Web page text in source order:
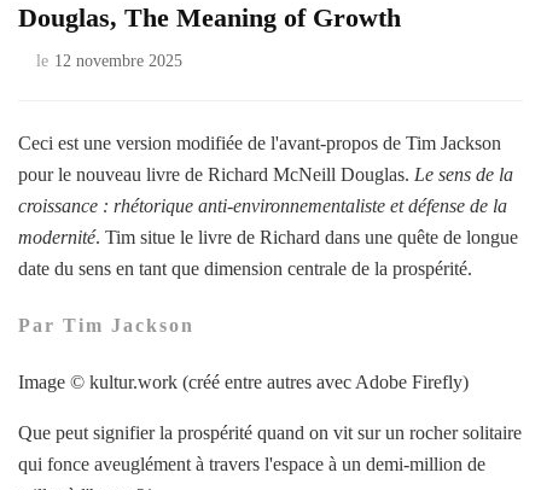
Douglas, The Meaning of Growth
le 12 novembre 2025
Ceci est une version modifiée de l'avant-propos de Tim Jackson
pour le nouveau livre de Richard McNeill Douglas. Le sens de la
croissance : rhétorique anti-environnementaliste et défense de la
modernité. Tim situe le livre de Richard dans une quête de longue
date du sens en tant que dimension centrale de la prospérité.
Par Tim Jackson
Image © kultur.work (créé entre autres avec Adobe Firefly)
Que peut signifier la prospérité quand on vit sur un rocher solitaire
qui fonce aveuglément à travers l'espace à un demi-million de